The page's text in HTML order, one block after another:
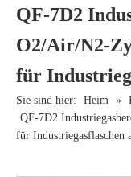
QF-7D2
O2/Air/N2-
für
Sie sind hier: Heim »
QF-7D2
für Industriegasflaschen